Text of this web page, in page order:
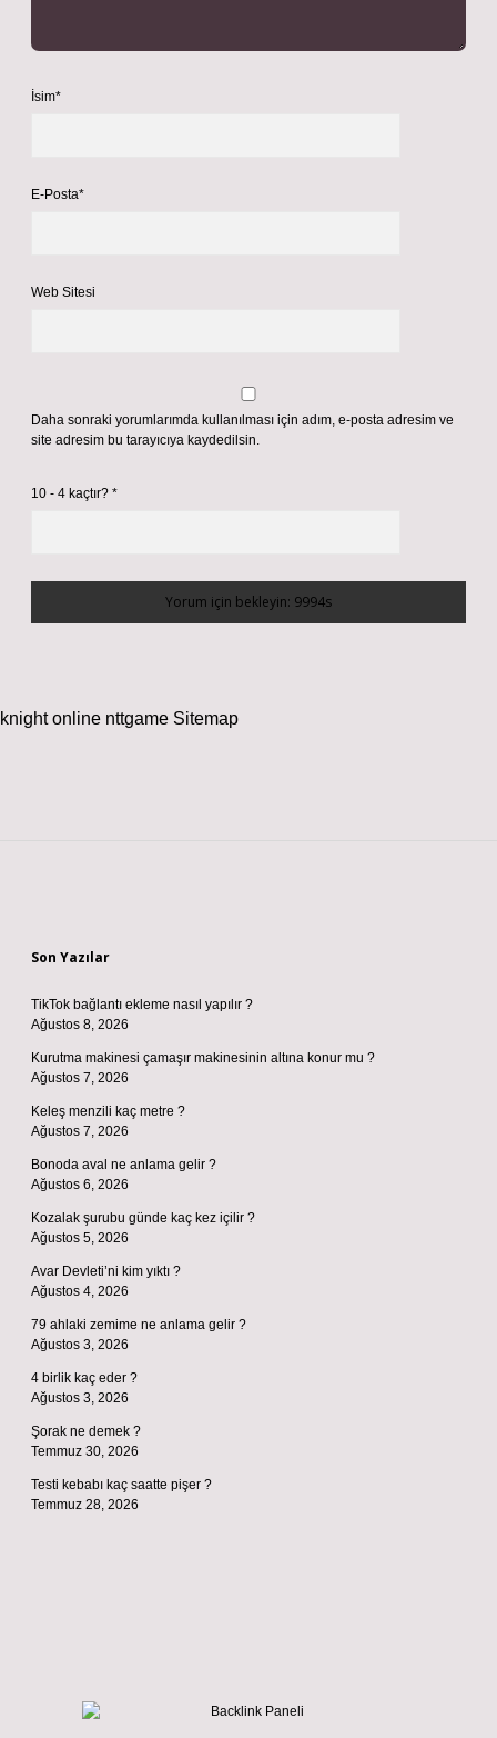
İsim*
E-Posta*
Web Sitesi
Daha sonraki yorumlarımda kullanılması için adım, e-posta adresim ve
site adresim bu tarayıcıya kaydedilsin.
10 - 4 kaçtır? *
knight online nttgame Sitemap
Son Yazılar
TikTok bağlantı ekleme nasıl yapılır ?
Ağustos 8, 2026
Kurutma makinesi çamaşır makinesinin altına konur mu ?
Ağustos 7, 2026
Keleş menzili kaç metre ?
Ağustos 7, 2026
Bonoda aval ne anlama gelir ?
Ağustos 6, 2026
Kozalak şurubu günde kaç kez içilir ?
Ağustos 5, 2026
Avar Devleti’ni kim yıktı ?
Ağustos 4, 2026
79 ahlaki zemime ne anlama gelir ?
Ağustos 3, 2026
4 birlik kaç eder ?
Ağustos 3, 2026
Şorak ne demek ?
Temmuz 30, 2026
Testi kebabı kaç saatte pişer ?
Temmuz 28, 2026